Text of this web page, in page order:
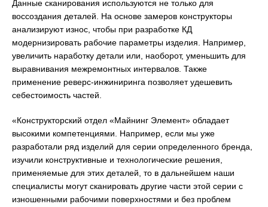
Данные сканирования используются не только для
воссоздания деталей. На основе замеров конструкторы
анализируют износ, чтобы при разработке КД
модернизировать рабочие параметры изделия. Например,
увеличить наработку детали или, наоборот, уменьшить для
выравнивания межремонтных интервалов. Также
применение реверс-инжиниринга позволяет удешевить
себестоимость частей.
«Конструкторский отдел «Майнинг Элемент» обладает
высокими компетенциями. Например, если мы уже
разработали ряд изделий для серии определенного бренда,
изучили конструктивные и технологические решения,
применяемые для этих деталей, то в дальнейшем наши
специалисты могут сканировать другие части этой серии с
изношенными рабочими поверхностями и без проблем